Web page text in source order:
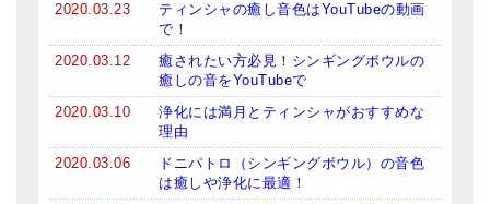
ビギナー講師・養成講座
アマナマナとは
About Us
メールお便り登録
LINEお友だち登録
2020.03.23
ティンシャの癒し音色はYouTubeの動画
で！
2020.03.12
癒されたい方必見！シンギングボウルの
癒しの音をYouTubeで
2020.03.10
浄化には満月とティンシャがおすすめな
理由
2020.03.06
ドニパトロ（シンギングボウル）の音色
は癒しや浄化に最適！